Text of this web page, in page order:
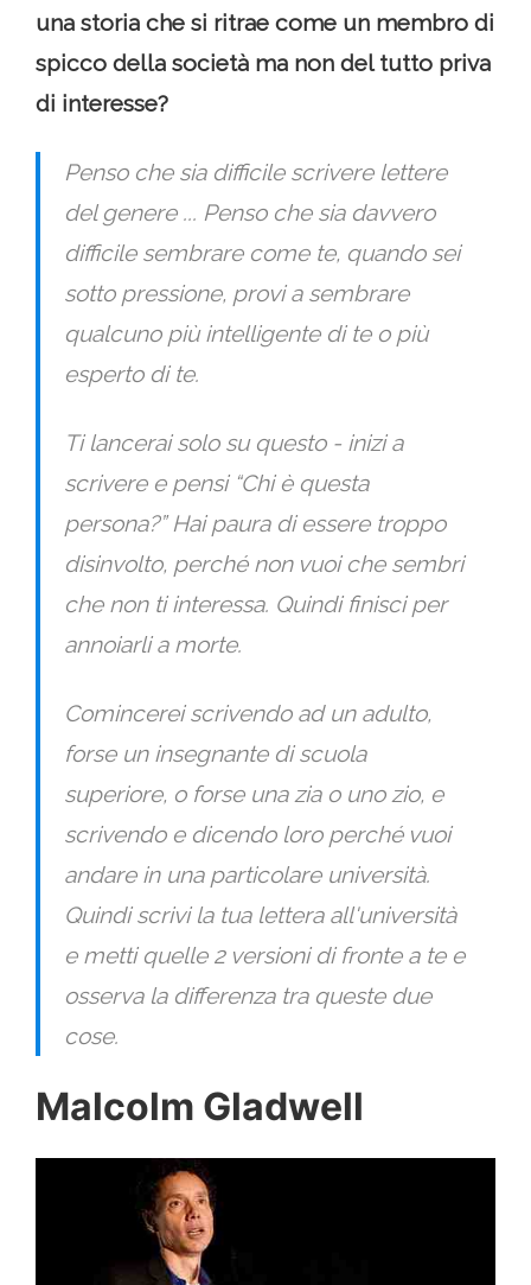
una storia che si ritrae come un membro di
spicco della società ma non del tutto priva
di interesse?
Penso che sia difficile scrivere lettere
del genere ... Penso che sia davvero
difficile sembrare come te, quando sei
sotto pressione, provi a sembrare
qualcuno più intelligente di te o più
esperto di te.
Ti lancerai solo su questo - inizi a
scrivere e pensi “Chi è questa
persona?” Hai paura di essere troppo
disinvolto, perché non vuoi che sembri
che non ti interessa. Quindi finisci per
annoiarli a morte.
Comincerei scrivendo ad un adulto,
forse un insegnante di scuola
superiore, o forse una zia o uno zio, e
scrivendo e dicendo loro perché vuoi
andare in una particolare università.
Quindi scrivi la tua lettera all'università
e metti quelle 2 versioni di fronte a te e
osserva la differenza tra queste due
cose.
Malcolm Gladwell